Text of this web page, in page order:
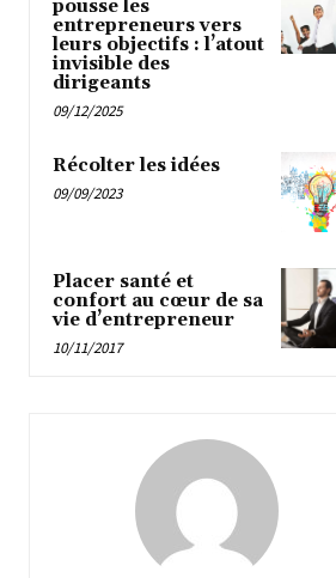
pousse les
entrepreneurs vers
leurs objectifs : l’atout
invisible des
dirigeants
09/12/2025
Récolter les idées
09/09/2023
Placer santé et
confort au cœur de sa
vie d’entrepreneur
10/11/2017